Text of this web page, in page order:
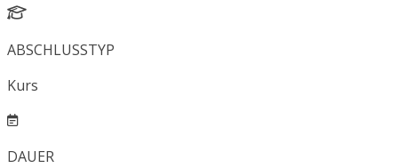
ABSCHLUSSTYP
Kurs
DAUER